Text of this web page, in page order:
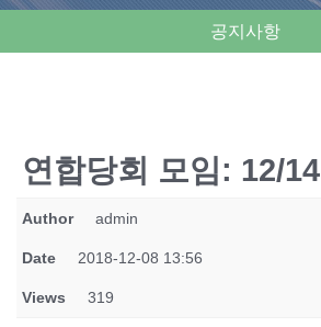
공지사항
연합당회 모임: 12/14
Author admin
Date 2018-12-08 13:56
Views 319